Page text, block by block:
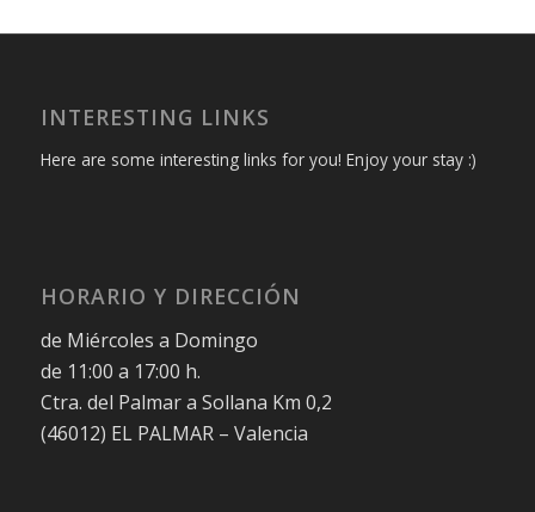
INTERESTING LINKS
Here are some interesting links for you! Enjoy your stay :)
HORARIO Y DIRECCIÓN
de Miércoles a Domingo
de 11:00 a 17:00 h.
Ctra. del Palmar a Sollana Km 0,2
(46012) EL PALMAR – Valencia